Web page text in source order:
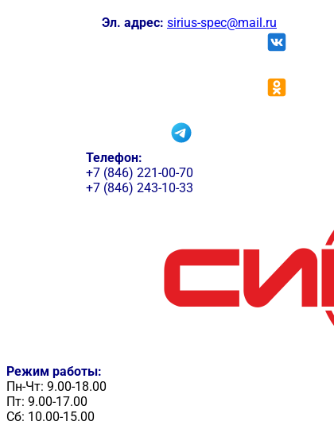
Эл. адрес: sirius-spec@mail.ru
Телефон:
+7 (846) 221-00-70
+7 (846) 243-10-33
Режим работы:
Пн-Чт: 9.00-18.00
Пт: 9.00-17.00
Сб: 10.00-15.00